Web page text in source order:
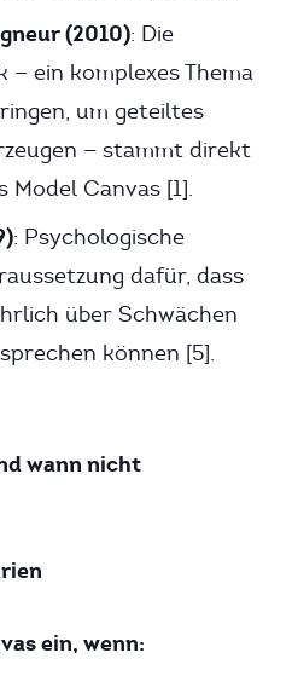
(2010): Die
— ein komplexes Thema
um geteiltes
— stammt direkt
Model Canvas [1].
: Psychologische
dafür, dass
über Schwächen
können [5].
wann nicht
ein, wenn: